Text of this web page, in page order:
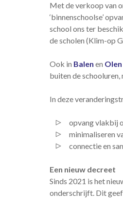
Met de verkoop van
‘binnenschoolse’
school ons ter
de scholen (Klim-op
Ook in Balen en Olen
buiten de schooluren,
In deze
opvang vlakbij
minimaliseren
connectie en
Een nieuw decreet
Sinds 2021 is het
onderschrijft. Dit